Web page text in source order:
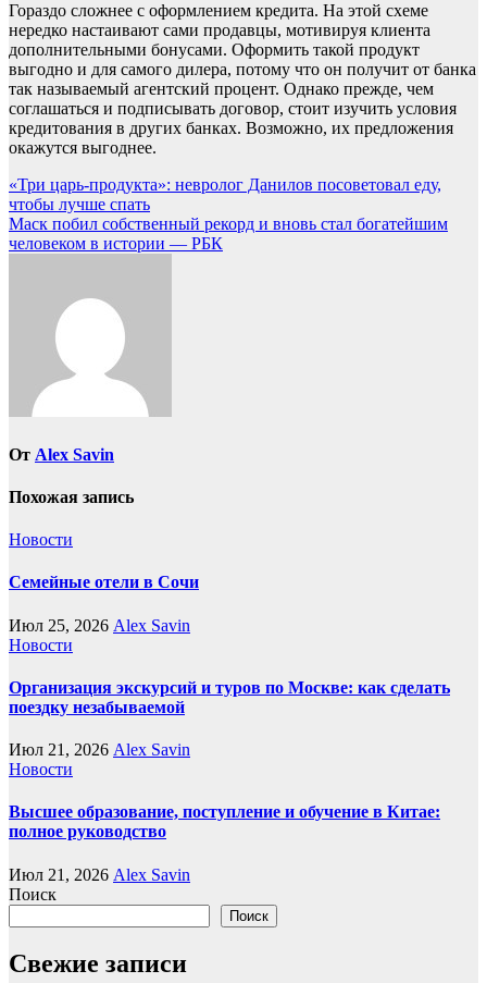
Гораздо сложнее с оформлением кредита. На этой схеме
нередко настаивают сами продавцы, мотивируя клиента
дополнительными бонусами. Оформить такой продукт
выгодно и для самого дилера, потому что он получит от банка
так называемый агентский процент. Однако прежде, чем
соглашаться и подписывать договор, стоит изучить условия
кредитования в других банках. Возможно, их предложения
окажутся выгоднее.
Навигация
по
записям
«Три царь-продукта»: невролог Данилов посоветовал еду,
чтобы лучше спать
Маск побил собственный рекорд и вновь стал богатейшим
человеком в истории — РБК
От Alex Savin
Похожая запись
Новости
Семейные отели в Сочи
Июл 25, 2026 Alex Savin
Новости
Организация экскурсий и туров по Москве: как сделать
поездку незабываемой
Июл 21, 2026 Alex Savin
Новости
Высшее образование, поступление и обучение в Китае:
полное руководство
Июл 21, 2026 Alex Savin
Поиск
Поиск
Свежие записи